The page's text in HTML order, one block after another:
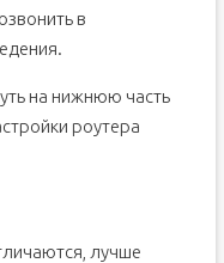
в
на нижнюю часть
роутера
лучше